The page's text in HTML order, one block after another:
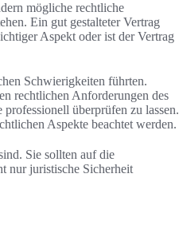
mögliche rechtliche
Ein gut gestalteter Vertrag
Aspekt oder ist der Vertrag
Schwierigkeiten führten.
rechtlichen Anforderungen des
überprüfen zu lassen.
Aspekte beachtet werden.
Sie sollten auf die
nur juristische Sicherheit